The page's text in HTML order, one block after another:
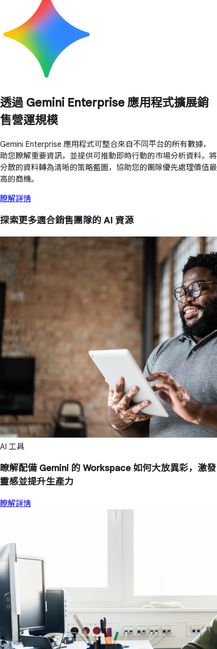
透過 Gemini Enterprise 應用程式擴展銷
售營運規模
Gemini Enterprise 應用程式可整合來自不同平台的所有數據，
助您瞭解重要資訊，並提供可推動即時行動的市場分析資料。將
分散的資料轉為清晰的策略藍圖，協助您的團隊優先處理價值最
高的商機。
瞭解詳情
探索更多適合銷售團隊的 AI 資源
AI 工具
瞭解配備 Gemini 的 Workspace 如何大放異彩，激發
靈感並提升生產力
瞭解詳情